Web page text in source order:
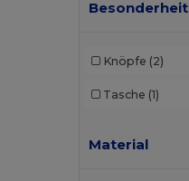
Besonderheit
Knöpfe (2)
Tasche (1)
Material